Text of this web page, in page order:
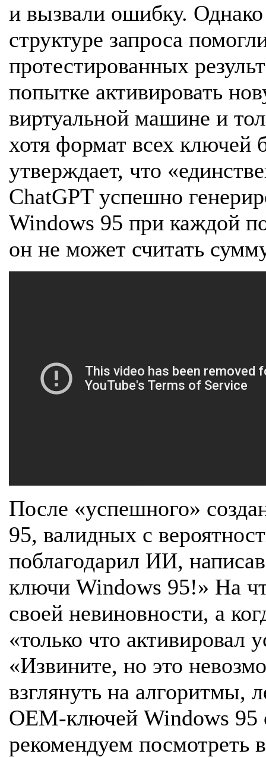
и вызвали ошибку.
структуре запроса
протестированных
попытке активировать
виртуальной машине и
хотя формат всех
утверждает, что
ChatGPT успешно
Windows 95 при каждой
он не может считать
После «успешного»
95, валидных с
поблагодарил ИИ,
ключи Windows 95!» На
своей невиновности, а
«только что активировал
«Извините, но это
взглянуть на алгоритмы,
OEM-ключей Windows 95
рекомендуем посмотреть